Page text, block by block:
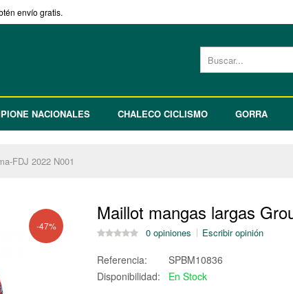
envío gratis.
NACIONALES CHALECO CICLISMO GORRA
FDJ 2022 N001
-47%
Maillot mangas largas
0 opiniones Escribir opinión
Referencia:
SPBM10836
Disponibilidad:
En Stock